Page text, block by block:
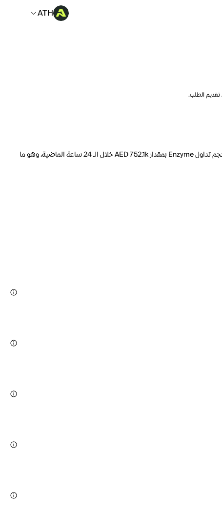
ATH
تقديم الطلب.
السعر الحالي لـ Enzyme هو ATH 326.02 لكل MLN. مع عرض متداول يبلغ 3.276M MLN، فإن هذا يعني أن قيمة Enzyme السوقية تبلغ 16.13M. انخفض حجم تداول Enzyme بمقدار AED 752.1k خلال الـ 24 ساعة الماضية، وهو ما